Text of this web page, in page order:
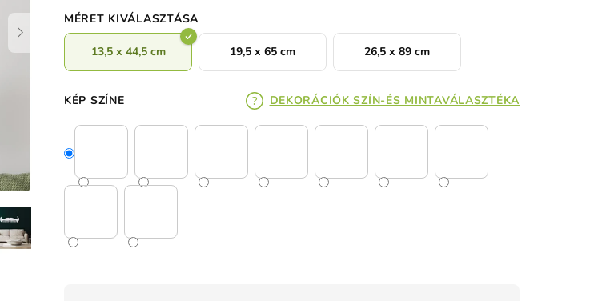
ből
0,0
csillag.
MÉRET KIVÁLASZTÁSA
13,5 x 44,5 cm 19,5 x 65 cm 26,5 x 89 cm
KÉP SZÍNE DEKORÁCIÓK SZÍN-ÉS MINTAVÁLASZTÉKA